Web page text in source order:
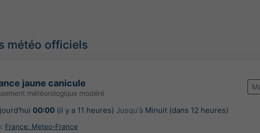
météo officiels
jaune canicule
météorologique modéré
00:00(il y a 11 heures) Jusqu'à Minuit (dans 12 heures)
France: Meteo-France